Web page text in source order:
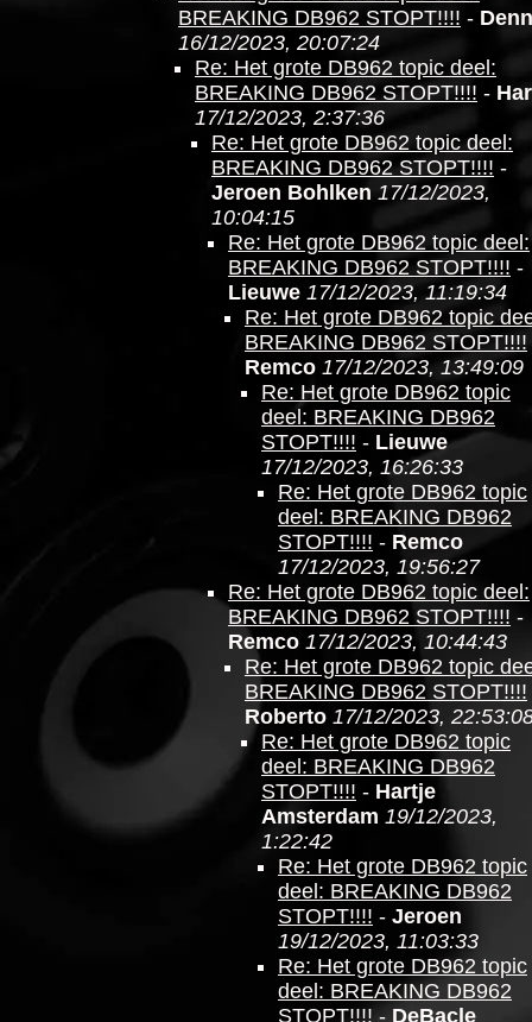
BREAKING DB962 STOPT!!!! -
16/12/2023, 20:07:24
Re: Het grote DB962 topic deel:
BREAKING DB962 STOPT!!!! -
17/12/2023, 2:37:36
Re: Het grote DB962 topic deel:
BREAKING DB962 STOPT!!!! -
Jeroen Bohlken 17/12/2023,
10:04:15
Re: Het grote DB962 topic deel:
BREAKING DB962 STOPT!!!! -
Lieuwe 17/12/2023, 11:19:34
Re: Het grote DB962 topic
BREAKING DB962 STOPT!!!!
Remco 17/12/2023, 13:49:09
Re: Het grote DB962 topic
deel: BREAKING DB962
STOPT!!!! - Lieuwe
17/12/2023, 16:26:33
Re: Het grote DB962 topic
deel: BREAKING DB962
STOPT!!!! - Remco
17/12/2023, 19:56:27
Re: Het grote DB962 topic deel:
BREAKING DB962 STOPT!!!! -
Remco 17/12/2023, 10:44:43
Re: Het grote DB962 topic
BREAKING DB962 STOPT!!!!
Roberto 17/12/2023,
Re: Het grote DB962 topic
deel: BREAKING DB962
STOPT!!!! - Hartje
Amsterdam 19/12/2023,
1:22:42
Re: Het grote DB962 topic
deel: BREAKING DB962
STOPT!!!! - Jeroen
19/12/2023, 11:03:33
Re: Het grote DB962 topic
deel: BREAKING DB962
STOPT!!!! - DeBacle